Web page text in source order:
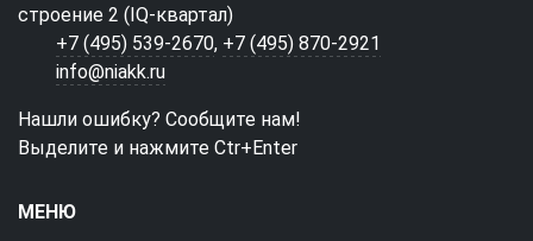
строение 2 (IQ-квартал)
+7 (495) 539-2670, +7 (495) 870-2921
info@niakk.ru
Нашли ошибку? Сообщите нам!
Выделите и нажмите Ctr+Enter
МЕНЮ